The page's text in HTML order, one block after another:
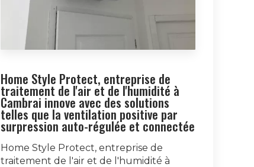
Home Style Protect, entreprise de
traitement de l'air et de l'humidité à
Cambrai innove avec des solutions
telles que la ventilation positive par
surpression auto-régulée et connectée
Home Style Protect, entreprise de
traitement de l'air et de l'humidité à